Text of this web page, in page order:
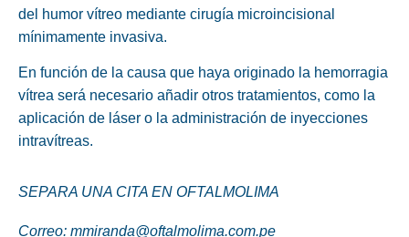
del humor vítreo mediante cirugía microincisional
mínimamente invasiva.
En función de la causa que haya originado la hemorragia
vítrea será necesario añadir otros tratamientos, como la
aplicación de láser o la administración de inyecciones
intravítreas.
SEPARA UNA CITA EN OFTALMOLIMA
Correo: mmiranda@oftalmolima.com.pe